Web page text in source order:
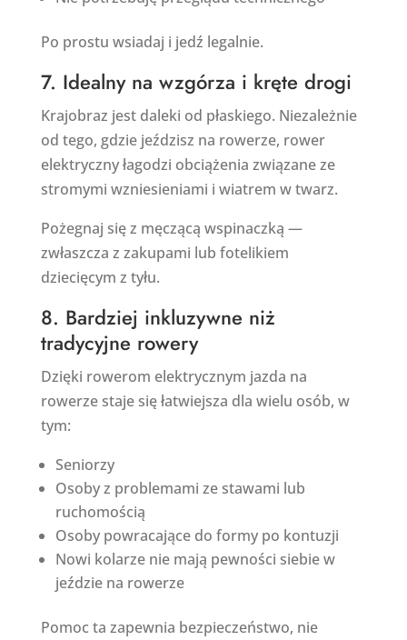
Po prostu wsiadaj i jedź legalnie.
7. Idealny na wzgórza i kręte drogi
Krajobraz jest daleki od płaskiego. Niezależnie
od tego, gdzie jeździsz na rowerze, rower
elektryczny łagodzi obciążenia związane ze
stromymi wzniesieniami i wiatrem w twarz.
Pożegnaj się z męczącą wspinaczką —
zwłaszcza z zakupami lub fotelikiem
dziecięcym z tyłu.
8. Bardziej inkluzywne niż
tradycyjne rowery
Dzięki rowerom elektrycznym jazda na
rowerze staje się łatwiejsza dla wielu osób, w
tym:
Seniorzy
Osoby z problemami ze stawami lub
ruchomością
Osoby powracające do formy po kontuzji
Nowi kolarze nie mają pewności siebie w
jeździe na rowerze
Pomoc ta zapewnia bezpieczeństwo, nie